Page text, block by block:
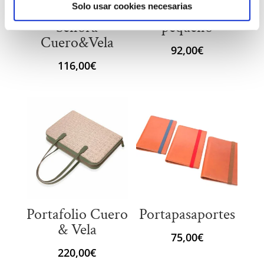
Solo usar cookies necesarias
Cartera de
Señora
Cuero&Vela
116,00€
Neceser de viaje
pequeño
92,00€
Portafolio Cuero
& Vela
220,00€
Portapasaportes
75,00€